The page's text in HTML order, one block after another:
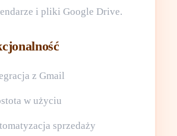
i pliki Google Drive.
z Gmail
w użyciu
sprzedaży